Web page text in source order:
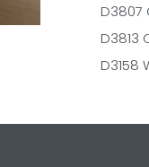
D3807
D3813
D3158